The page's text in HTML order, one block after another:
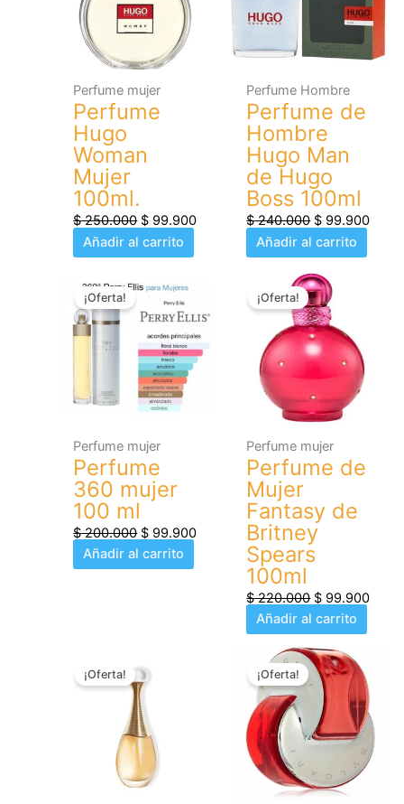
Perfume mujer
Perfume
Hugo
Woman
Mujer
100ml.
$250.000
$ 250.000.
$ 99.900
$ 99.900.
Añadir al carrito
Perfume Hombre
Perfume de
Hombre
Hugo Man
de Hugo
Boss 100ml
$240.000
$ 240.000.
$ 99.900
$
Añadir al carrito
¡Oferta!
Perfume mujer
Perfume
360 mujer
100 ml
$200.000
precio
original
era:
$ 200.000.
$ 99.900
actual
es:
$ 99.900.
Añadir al carrito
¡Oferta!
Perfume mujer
Perfume de
Mujer
Fantasy de
Britney
Spears
100ml
$220.000
El
precio
original
era:
$ 220.000.
$ 99.900
Añadir al carrito
¡Oferta!
precio
original
era:
$ 230.000. $ 99.900.
¡Oferta!
El
precio
original
era:
$ 210.000.
actual
es:
$